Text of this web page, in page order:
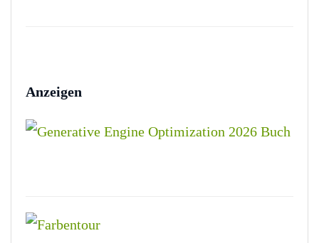
Anzeigen